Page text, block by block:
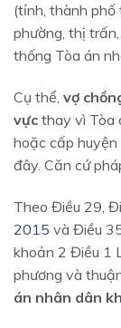
(tỉnh, thành phố
phường, thị
thống Tòa án
Cụ thể, vợ
vực thay vì Tòa
hoặc cấp
đây. Căn cứ
Theo Điều 29,
2015 và Điều
khoản 2 Điều 1
phương và
án nhân dân